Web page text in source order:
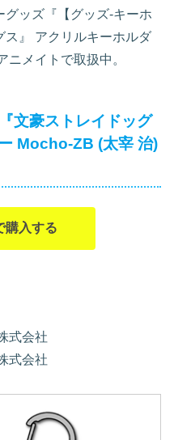
グッズ『【グッズ-キーホ
ス』 アクリルキーホルダ
ニメイトで取扱中。
文豪ストレイドッグ
Mocho-ZB (太宰 治)
購入する
式会社
式会社